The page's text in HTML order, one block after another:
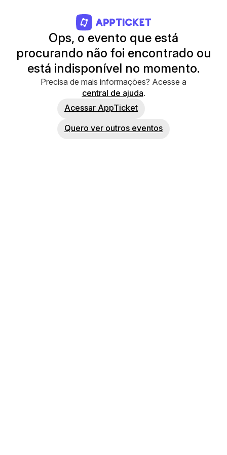
Ops, o evento que está
procurando não foi encontrado ou
está indisponível no momento.
Precisa de mais informações? Acesse a
central de ajuda.
Acessar AppTicket
Quero ver outros eventos